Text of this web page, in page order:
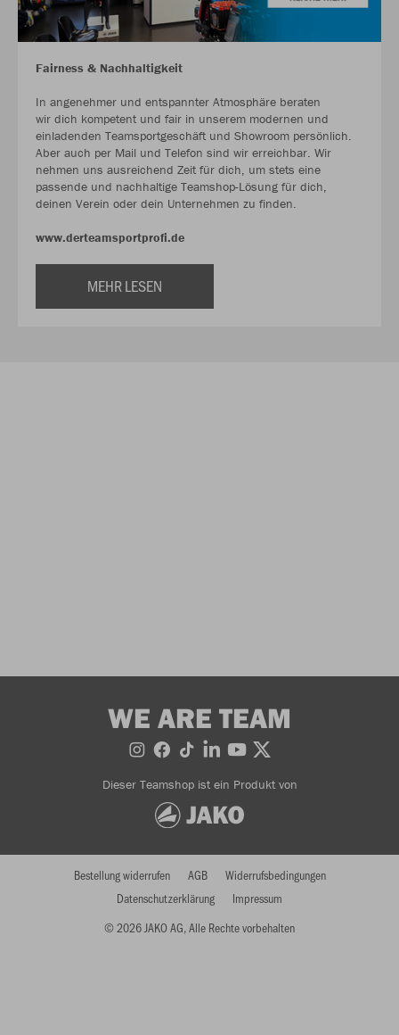
Fairness & Nachhaltigkeit
In angenehmer und entspannter Atmosphäre beraten
wir dich kompetent und fair in unserem modernen und
einladenden Teamsportgeschäft und Showroom persönlich.
Aber auch per Mail und Telefon sind wir erreichbar. Wir
nehmen uns ausreichend Zeit für dich, um stets eine
passende und nachhaltige Teamshop-Lösung für dich,
deinen Verein oder dein Unternehmen zu finden.
www.derteamsportprofi.de
MEHR LESEN
WE ARE TEAM
Dieser Teamshop ist ein Produkt von
© 2026 JAKO AG, Alle Rechte vorbehalten
Bestellung widerrufen AGB
Widerrufsbedingungen
Datenschutzerklärung
Impressum